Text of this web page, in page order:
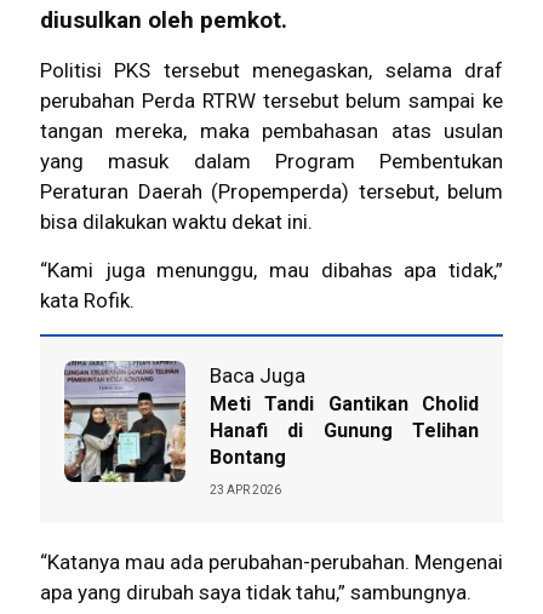
diusulkan oleh pemkot.
Politisi PKS tersebut menegaskan, selama draf
perubahan Perda RTRW tersebut belum sampai ke
tangan mereka, maka pembahasan atas usulan
yang masuk dalam Program Pembentukan
Peraturan Daerah (Propemperda) tersebut, belum
bisa dilakukan waktu dekat ini.
“Kami juga menunggu, mau dibahas apa tidak,”
kata Rofik.
Baca Juga
Meti Tandi Gantikan Cholid
Hanafi di Gunung Telihan
Bontang
23 APR 2026
“Katanya mau ada perubahan-perubahan. Mengenai
apa yang dirubah saya tidak tahu,” sambungnya.